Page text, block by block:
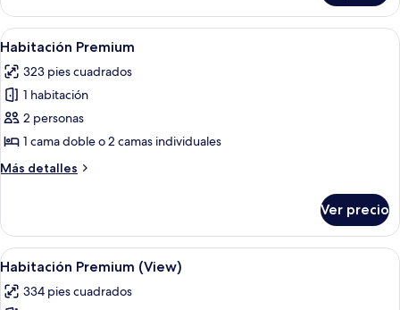
Abrir
todas
las
fotos
de
Habitación
Premium
Una habitación de hotel con una
10
Habitación Premium
323 pies cuadrados
1 habitación
2 personas
1 cama doble o 2 camas individuales
Más detalles
Más
Premium
Ver precio
Abrir
todas
las
Habitación de hotel con cama, un
11
Habitación Premium (View)
334 pies cuadrados